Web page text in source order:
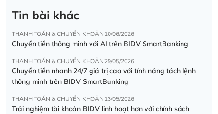
Tin bài khác
THANH TOÁN & CHUYỂN KHOẢN 10/06/2026
Chuyển tiền thông minh với AI trên BIDV SmartBanking
THANH TOÁN & CHUYỂN KHOẢN 29/05/2026
Chuyển tiền nhanh 24/7 giá trị cao với tính năng tách lệnh
thông minh trên BIDV SmartBanking
THANH TOÁN & CHUYỂN KHOẢN 13/05/2026
Trải nghiệm tài khoản BIDV linh hoạt hơn với chính sách